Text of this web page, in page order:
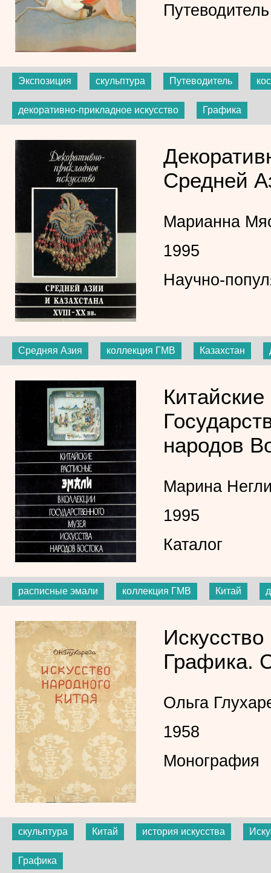
Путеводитель
Экспозиция скульптура Путеводитель
декоративно-прикладное искусство Графика
Средней
Марианна
1995
Научно-
Средняя Азия коллекция ГМВ Казахстан
народов
Марина
1995
Каталог
расписные эмали коллекция ГМВ Китай
Графика.
Ольга
1958
Монография
скульптура Китай история искусства
Графика